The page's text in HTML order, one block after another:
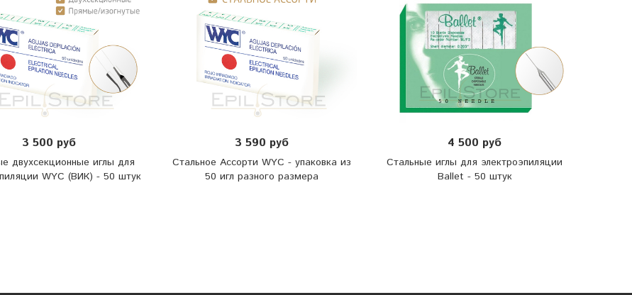
3 500 руб
двухсекционные иглы для
WYC (ВИК) - 50 штук
3 590 руб
Стальное Ассорти WYC - упаковка из
50 игл разного размера
4 500 руб
Стальные иглы для электроэпиляции
Ballet - 50 штук